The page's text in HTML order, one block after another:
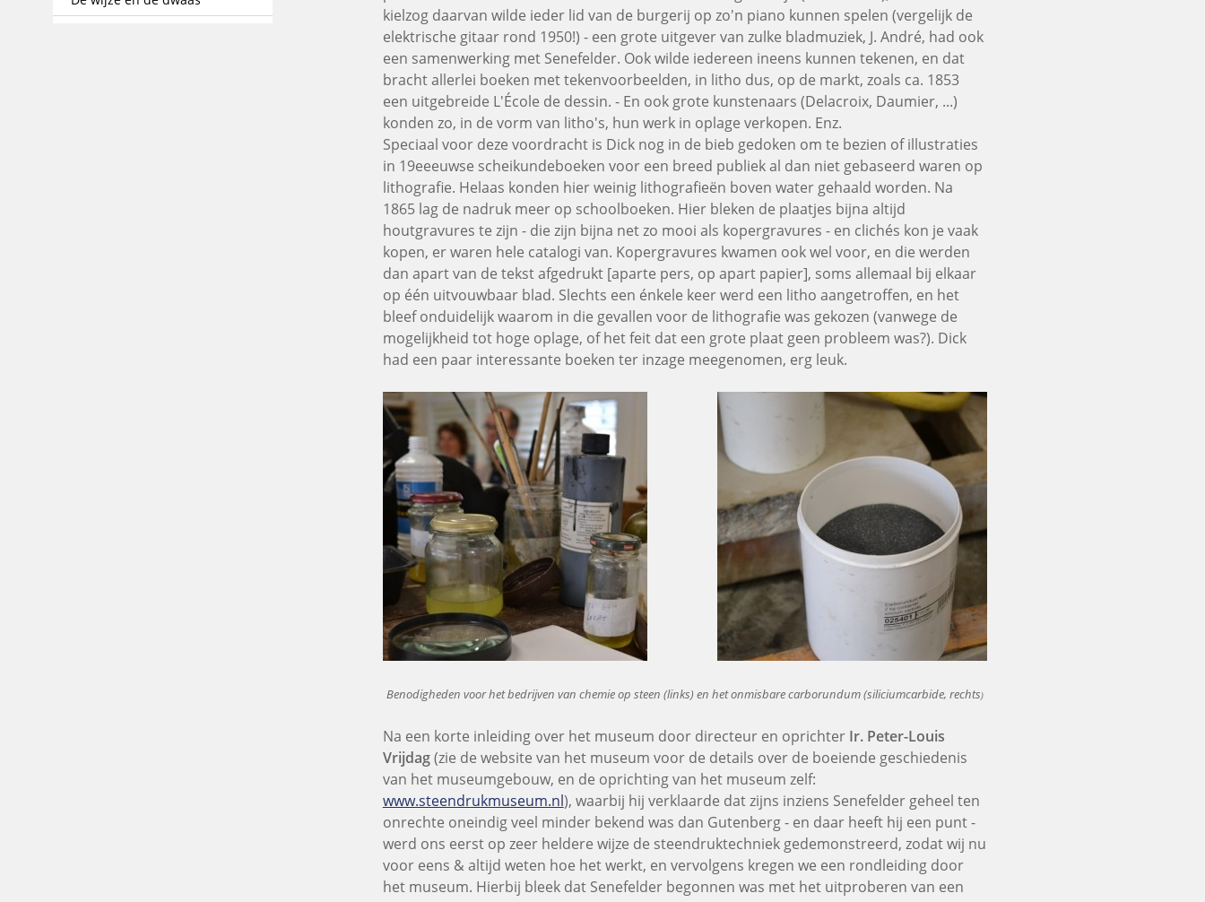
kielzog daarvan wilde ieder lid van de burgerij op zo'n piano kunnen spelen (vergelijk de
elektrische gitaar rond 1950!) - een grote uitgever van zulke bladmuziek, J. André, had ook
een samenwerking met Senefelder. Ook wilde iedereen ineens kunnen tekenen, en dat
bracht allerlei boeken met tekenvoorbeelden, in litho dus, op de markt, zoals ca. 1853
een uitgebreide L'École de dessin. - En ook grote kunstenaars (Delacroix, Daumier, ...)
konden zo, in de vorm van litho's, hun werk in oplage verkopen. Enz.
Speciaal voor deze voordracht is Dick nog in de bieb gedoken om te bezien of illustraties
in 19eeeuwse scheikundeboeken voor een breed publiek al dan niet gebaseerd waren op
lithografie. Helaas konden hier weinig lithografieën boven water gehaald worden. Na
1865 lag de nadruk meer op schoolboeken. Hier bleken de plaatjes bijna altijd
houtgravures te zijn - die zijn bijna net zo mooi als kopergravures - en clichés kon je vaak
kopen, er waren hele catalogi van. Kopergravures kwamen ook wel voor, en die werden
dan apart van de tekst afgedrukt [aparte pers, op apart papier], soms allemaal bij elkaar
op één uitvouwbaar blad. Slechts een énkele keer werd een litho aangetroffen, en het
bleef onduidelijk waarom in die gevallen voor de lithografie was gekozen (vanwege de
mogelijkheid tot hoge oplage, of het feit dat een grote plaat geen probleem was?). Dick
had een paar interessante boeken ter inzage meegenomen, erg leuk.
Benodigheden voor het bedrijven van chemie op steen (links) en het onmisbare carborundum (siliciumcarbide, rechts)
Na een korte inleiding over het museum door directeur en oprichter Ir. Peter-Louis
Vrijdag(zie de website van het museum voor de details over de boeiende geschiedenis
van het museumgebouw, en de oprichting van het museum zelf:
www.steendrukmuseum.nl), waarbij hij verklaarde dat zijns inziens Senefelder geheel ten
onrechte oneindig veel minder bekend was dan Gutenberg - en daar heeft hij een punt -
werd ons eerst op zeer heldere wijze de steendruktechniek gedemonstreerd, zodat wij nu
voor eens & altijd weten hoe het werkt, en vervolgens kregen we een rondleiding door
het museum. Hierbij bleek dat Senefelder begonnen was met het uitproberen van een